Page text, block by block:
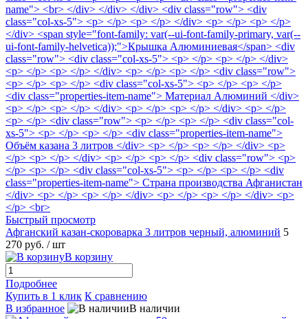
Быстрый просмотр
Афганский казан-скороварка 3 литров черный, алюминий 5
270 руб. / шт
В корзину
Подробнее
Купить в 1 клик К сравнению
В избранное
В наличии